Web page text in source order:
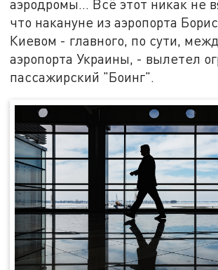
аэродромы... Всё этот никак не
что накануне из аэропорта
Киевом - главного, по сути,
аэропорта Украины, - вылетел
пассажирский "Боинг".